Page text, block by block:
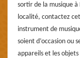
sortir de la musique à
localité, contactez
instrument de
soient d’occasion ou
appareils et les